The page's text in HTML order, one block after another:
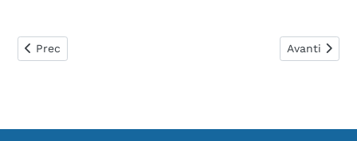
Articolo precedente: 0137. Sulla stampa è apparsa la
Prec Articolo
Avanti